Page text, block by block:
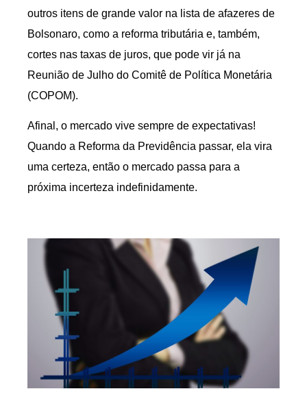
outros itens de grande valor na lista de afazeres de
Bolsonaro, como a reforma tributária e, também,
cortes nas taxas de juros, que pode vir já na
Reunião de Julho do Comitê de Política Monetária
(COPOM).
Afinal, o mercado vive sempre de expectativas!
Quando a Reforma da Previdência passar, ela vira
uma certeza, então o mercado passa para a
próxima incerteza indefinidamente.